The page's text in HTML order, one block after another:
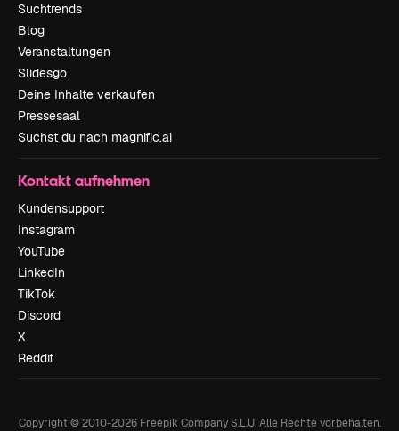
Suchtrends
Blog
Veranstaltungen
Slidesgo
Deine Inhalte verkaufen
Pressesaal
Suchst du nach magnific.ai
Kontakt aufnehmen
Kundensupport
Instagram
YouTube
LinkedIn
TikTok
Discord
X
Reddit
Copyright © 2010-2026Freepik Company S.L.U. Alle Rechte vorbehalten.